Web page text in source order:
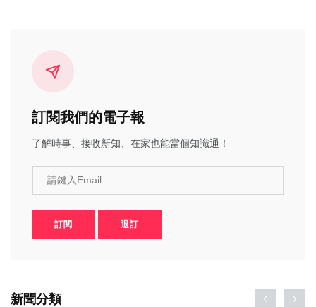
訂閱我們的電子報
了解時事、接收新知、在家也能當個知識通！
請鍵入Email
訂閱 退訂
新聞分類